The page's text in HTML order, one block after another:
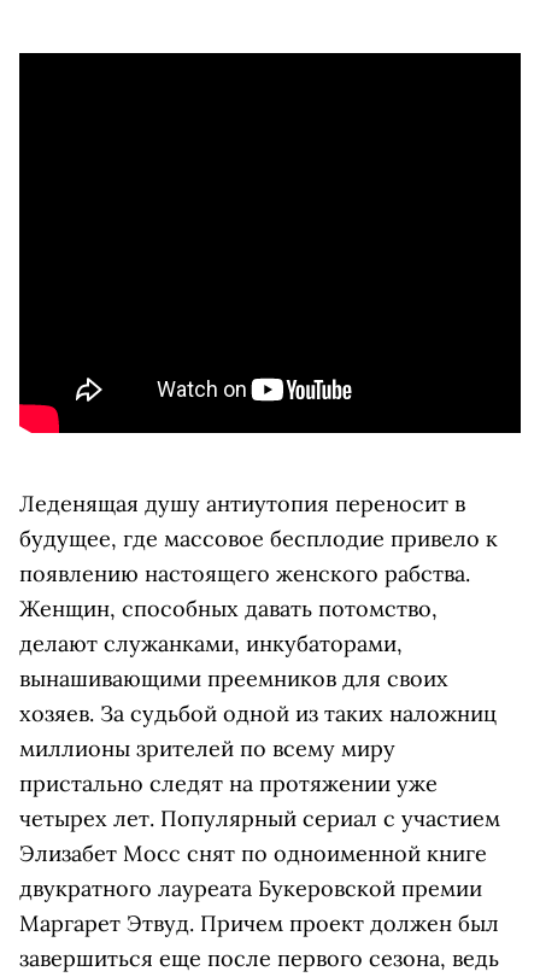
Леденящая душу антиутопия переносит в
будущее, где массовое бесплодие привело к
появлению настоящего женского рабства.
Женщин, способных давать потомство,
делают служанками, инкубаторами,
вынашивающими преемников для своих
хозяев. За судьбой одной из таких наложниц
миллионы зрителей по всему миру
пристально следят на протяжении уже
четырех лет. Популярный сериал с участием
Элизабет Мосс снят по одноименной книге
двукратного лауреата Букеровской премии
Маргарет Этвуд. Причем проект должен был
завершиться еще после первого сезона, ведь